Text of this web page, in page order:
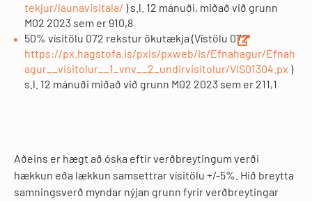
tekjur/launavisitala/ ) s.l. 12 mánuði, miðað við grunn
M02 2023 sem er 910,8
50% vísitölu 072 rekstur ökutækja (Vístölu 072
https://px.hagstofa.is/pxis/pxweb/is/Efnahagur/Efnah
agur__visitolur__1_vnv__2_undirvisitolur/VIS01304.px )
s.l. 12 mánuði miðað við grunn M02 2023 sem er 211,1
Aðeins er hægt að óska eftir verðbreytingum verði
hækkun eða lækkun samsettrar vísitölu +/-5%. Hið breytta
samningsverð myndar nýjan grunn fyrir verðbreytingar